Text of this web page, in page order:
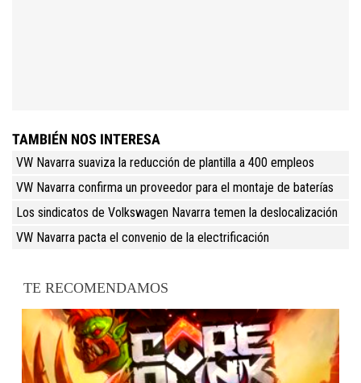
TAMBIÉN NOS INTERESA
VW Navarra suaviza la reducción de plantilla a 400 empleos
VW Navarra confirma un proveedor para el montaje de baterías
Los sindicatos de Volkswagen Navarra temen la deslocalización
VW Navarra pacta el convenio de la electrificación
TE RECOMENDAMOS